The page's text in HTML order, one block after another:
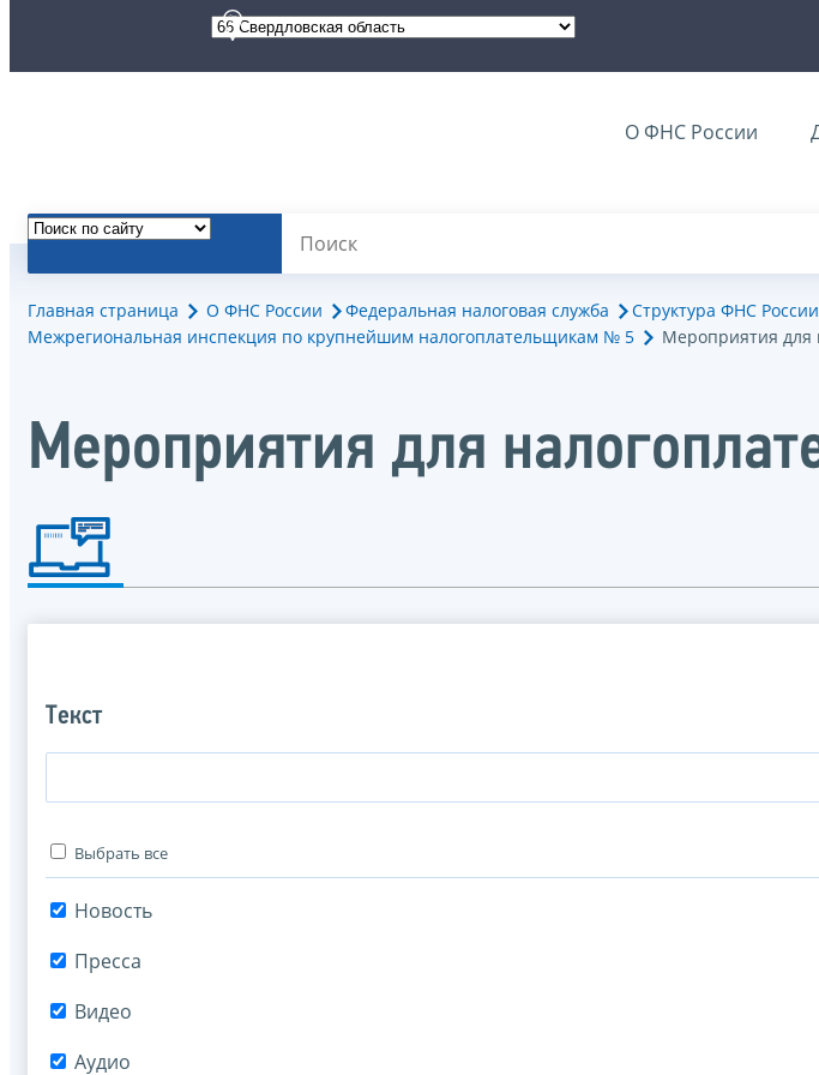
О ФНС России
Главная страница О ФНС России Федеральная налоговая служба Структура ФНС России
Межрегиональная инспекция по крупнейшим налогоплательщикам № 5
Мероприятия для
Мероприятия для
Текст
Выбрать все
Новость
Пресса
Видео
Аудио